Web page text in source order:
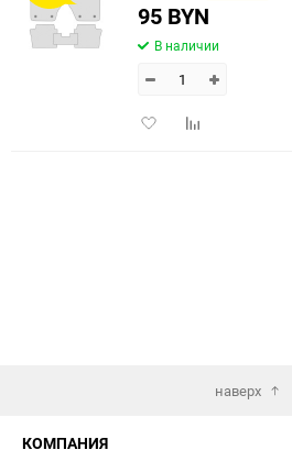
95 BYN
В наличии
ДобавитьДобавить
наверх
КОМПАНИЯ